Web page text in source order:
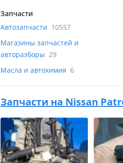
Запчасти
Автозапчасти 10557
Магазины запчастей и
авторазборы 29
Масла и автохимия 6
Запчасти на Nissan